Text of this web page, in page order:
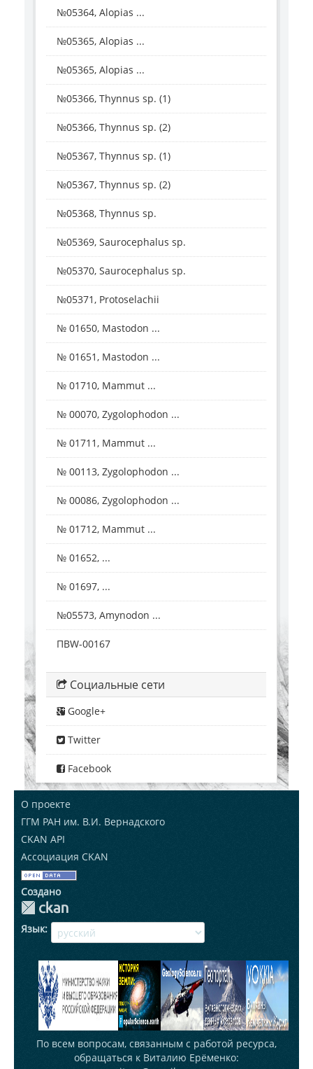
№05364, Alopias ...
№05365, Alopias ...
№05365, Alopias ...
№05366, Thynnus sp. (1)
№05366, Thynnus sp. (2)
№05367, Thynnus sp. (1)
№05367, Thynnus sp. (2)
№05368, Thynnus sp.
№05369, Saurocephalus sp.
№05370, Saurocephalus sp.
№05371, Protoselachii
№ 01650, Mastodon ...
№ 01651, Mastodon ...
№ 01710, Mammut ...
№ 00070, Zygolophodon ...
№ 01711, Mammut ...
№ 00113, Zygolophodon ...
№ 00086, Zygolophodon ...
№ 01712, Mammut ...
№ 01652, ...
№ 01697, ...
№05573, Amynodon ...
ПВW-00167
Социальные сети
Google+
Twitter
Facebook
О проекте
ГГМ РАН им. В.И. Вернадского
CKAN API
Ассоциация CKAN
Создано
Язык
По всем вопросам, связанным с работой ресурса,
обращаться к Виталию Ерёменко: